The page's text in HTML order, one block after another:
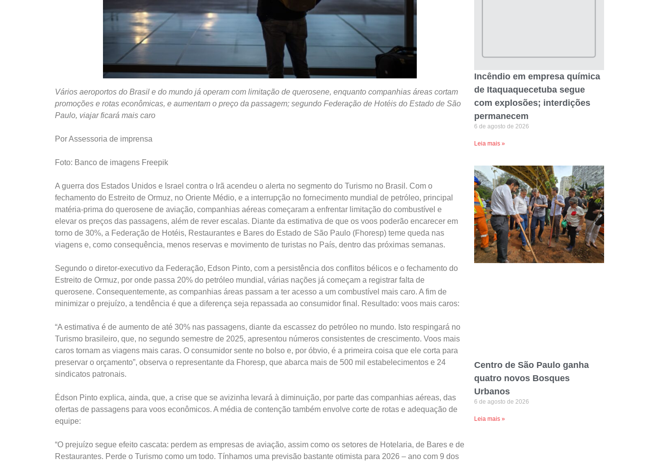
Vários aeroportos do Brasil e do mundo já operam com limitação de querosene, enquanto companhias áreas cortam
promoções e rotas econômicas, e aumentam o preço da passagem; segundo Federação de Hotéis do Estado de São
Paulo, viajar ficará mais caro
Por Assessoria de imprensa
Foto: Banco de imagens Freepik
A guerra dos Estados Unidos e Israel contra o Irã acendeu o alerta no segmento do Turismo no Brasil. Com o
fechamento do Estreito de Ormuz, no Oriente Médio, e a interrupção no fornecimento mundial de petróleo, principal
matéria-prima do querosene de aviação, companhias aéreas começaram a enfrentar limitação do combustível e
elevar os preços das passagens, além de rever escalas. Diante da estimativa de que os voos poderão encarecer em
torno de 30%, a Federação de Hotéis, Restaurantes e Bares do Estado de São Paulo (Fhoresp) teme queda nas
viagens e, como consequência, menos reservas e movimento de turistas no País, dentro das próximas semanas.
Segundo o diretor-executivo da Federação, Edson Pinto, com a persistência dos conflitos bélicos e o fechamento do
Estreito de Ormuz, por onde passa 20% do petróleo mundial, várias nações já começam a registrar falta de
querosene. Consequentemente, as companhias áreas passam a ter acesso a um combustível mais caro. A fim de
minimizar o prejuízo, a tendência é que a diferença seja repassada ao consumidor final. Resultado: voos mais caros:
“A estimativa é de aumento de até 30% nas passagens, diante da escassez do petróleo no mundo. Isto respingará no
Turismo brasileiro, que, no segundo semestre de 2025, apresentou números consistentes de crescimento. Voos mais
caros tornam as viagens mais caras. O consumidor sente no bolso e, por óbvio, é a primeira coisa que ele corta para
preservar o orçamento”, observa o representante da Fhoresp, que abarca mais de 500 mil estabelecimentos e 24
sindicatos patronais.
Édson Pinto explica, ainda, que, a crise que se avizinha levará à diminuição, por parte das companhias aéreas, das
ofertas de passagens para voos econômicos. A média de contenção também envolve corte de rotas e adequação de
equipe:
“O prejuízo segue efeito cascata: perdem as empresas de aviação, assim como os setores de Hotelaria, de Bares e de
Restaurantes. Perde o Turismo como um todo. Tínhamos uma previsão bastante otimista para 2026 – ano com 9 dos
Incêndio em empresa química
de Itaquaquecetuba segue
com explosões; interdições
permanecem
6 de agosto de 2026
Leia mais »
Centro de São Paulo ganha
quatro novos Bosques
Urbanos
6 de agosto de 2026
Leia mais »